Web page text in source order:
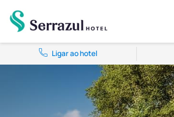
Ligar ao hotel